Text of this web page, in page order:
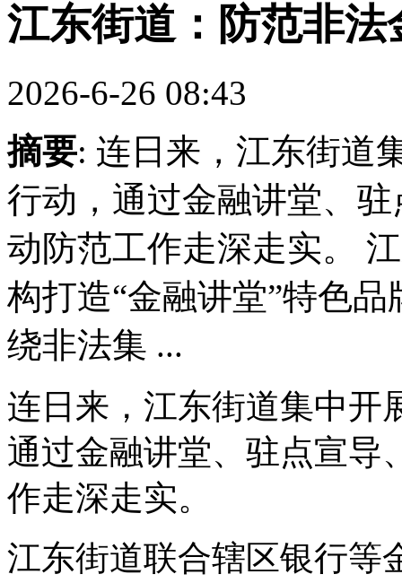
江东街道：防范非
2026-6-26 08:43
摘要: 连日来，江东街道
行动，通过金融讲堂、
动防范工作走深走实。
构打造“金融讲堂”特色
绕非法集 ...
连日来，江东街道集中开
通过金融讲堂、驻点宣导
作走深走实。
江东街道联合辖区银行等